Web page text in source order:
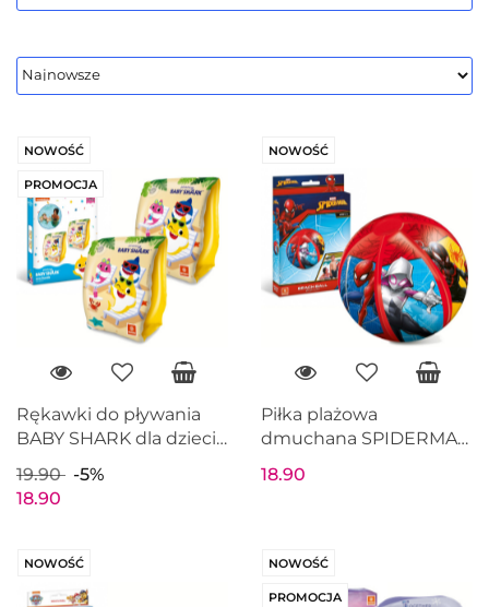
NOWOŚĆ
PROMOCJA
Rękawki do pływania
BABY SHARK dla dzieci
19.90
-5%
18.90
NOWOŚĆ
Piłka plażowa
dmuchana SPIDERMAN
18.90
NOWOŚĆ NOWOŚĆ
PROMOCJA